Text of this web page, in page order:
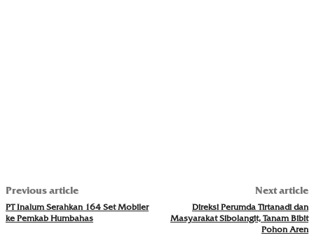
Previous article
PT Inalum Serahkan 164 Set Mobiler
ke Pemkab Humbahas
Next article
Direksi Perumda Tirtanadi dan
Masyarakat Sibolangit, Tanam Bibit
Pohon Aren